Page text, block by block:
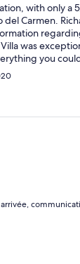
with only a
Carmen.
was
you
the door
had been
The
for rest and
enjoyed our